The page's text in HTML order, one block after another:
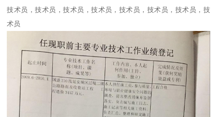
技术员，技术员，技术员，技术员，技术员，技术员，技术员，技
术员